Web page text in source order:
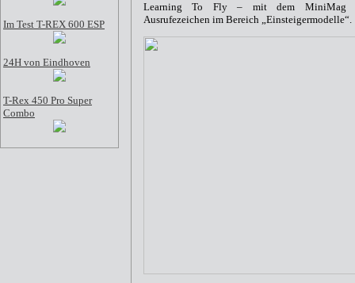
Im Test T-REX 600 ESP
24H von Eindhoven
T-Rex 450 Pro Super
Combo
Learning To Fly – mit dem MiniMag
Ausrufezeichen im Bereich „Einsteigermodelle“.